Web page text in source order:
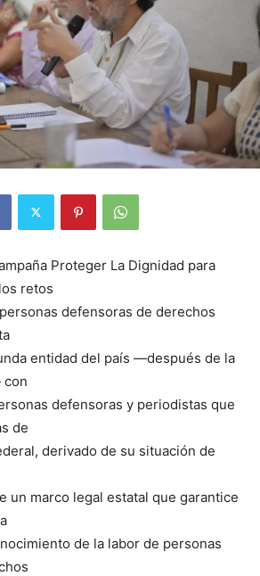
Proteger La Dignidad para
retos
defensoras de derechos
entidad del país —después de la
con
defensoras y periodistas que
de
derivado de su situación de
un marco legal estatal que garantice
de la labor de personas